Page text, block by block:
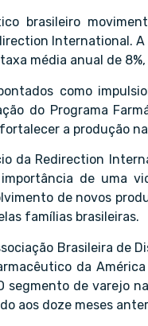
brasileiro
International.
média anual de
como
do Programa
a produção
da Redirection
de uma
de novos
famílias brasileiras.
Brasileira de
da
segmento de varejo
aos doze meses